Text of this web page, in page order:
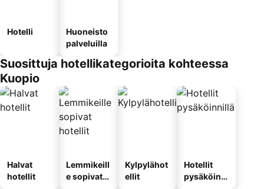
Hotelli
Huoneisto
palveluilla
Suosittuja hotellikategorioita kohteessa
Kuopio
Halvat
hotellit
Lemmikeill
e sopivat
Kylpylähot
ellit
Hotellit
pysäköinni